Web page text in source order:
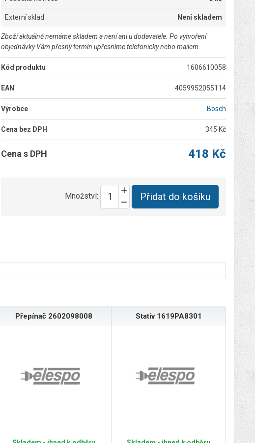
Externí sklad Není skladem
Zboží aktuálně nemáme skladem a není ani u dodavatele. Po vytvoření
objednávky Vám přesný termín upřesníme telefonicky nebo mailem.
Kód produktu 1606610058
EAN 4059952055114
Výrobce Bosch
Cena bez DPH 345 Kč
Cena s DPH 418 Kč
Množství: Přidat do košíku
Přepínač 2602098008 Stativ 1619PA8301